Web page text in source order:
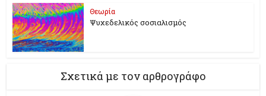
Θεωρία
Ψυχεδελικός σοσιαλισμός
Σχετικά με τον αρθρογράφο